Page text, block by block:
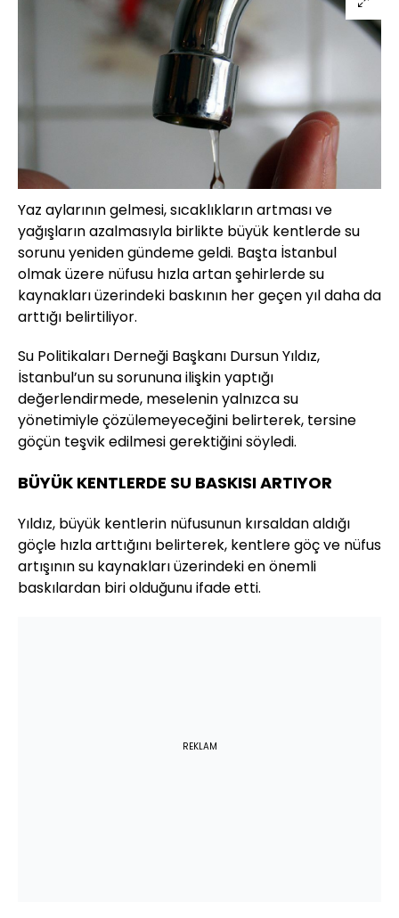
Yaz aylarının gelmesi, sıcaklıkların artması ve
yağışların azalmasıyla birlikte büyük kentlerde su
sorunu yeniden gündeme geldi. Başta İstanbul
olmak üzere nüfusu hızla artan şehirlerde su
kaynakları üzerindeki baskının her geçen yıl daha da
arttığı belirtiliyor.
Su Politikaları Derneği Başkanı Dursun Yıldız,
İstanbul’un su sorununa ilişkin yaptığı
değerlendirmede, meselenin yalnızca su
yönetimiyle çözülemeyeceğini belirterek, tersine
göçün teşvik edilmesi gerektiğini söyledi.
BÜYÜK KENTLERDE SU BASKISI ARTIYOR
Yıldız, büyük kentlerin nüfusunun kırsaldan aldığı
göçle hızla arttığını belirterek, kentlere göç ve nüfus
artışının su kaynakları üzerindeki en önemli
baskılardan biri olduğunu ifade etti.
REKLAM